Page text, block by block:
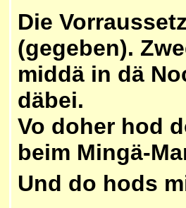
Die
(gegeben).
middä in dä
däbei.
Vo doher hod
beim Mingä-
Und do hods